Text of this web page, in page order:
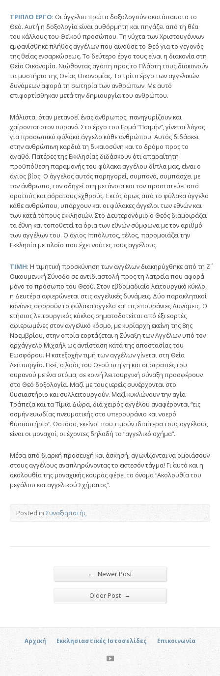
ΤΡΙΠΛΟ ΕΡΓΟ: Οι άγγελοι πρώτα δοξολογούν ακατάπαυστα το
Θεό. Αυτή η δοξολογία είναι αυθόρμητη και πηγάζει από τη θέα
του κάλλους του Θεϊκού προσώπου. Τη νύχτα των Χριστουγέννων
εμφανίσθηκε πλήθος αγγέλων που αινούσε το Θεό για το γεγονός
της θείας ενσαρκώσεως. Το δεύτερο έργο τους είναι η διακονία στη
Θεία Οικονομία. Νιώθοντας αγάπη προς το Πλάστη τους διακονούν
τα μυστήρια της Θείας Οικονομίας. Το τρίτο έργο των αγγελικών
δυνάμεων αφορά τη σωτηρία των ανθρώπων. Με αυτό
επιφορτίσθηκαν μετά την δημιουργία του ανθρώπου.
Μάλιστα, όταν μετανοεί ένας άνθρωπος, πανηγυρίζουν και
χαίρονται στον ουρανό. Στο έργο του Ερμά “Ποιμήν”, γίνεται λόγος
για προσωπικό φύλακα άγγελο κάθε ανθρώπου. Αυτός διδάσκει
στην ανθρώπινη καρδιά τη δικαιοσύνη και το δρόμο προς το
αγαθό. Πατέρες της Εκκλησίας διδάσκουν ότι απαραίτητη
προϋπόθεση παραμονής του φύλακα αγγέλου δίπλα μας, είναι ο
άγιος βίος. Ο άγγελος αυτός παρηγορεί, συμπονά, συμπάσχει με
τον άνθρωπο, τον οδηγεί στη μετάνοια και τον προστατεύει από
ορατούς και αόρατους εχθρούς. Εκτός όμως από το φύλακα άγγελο
κάθε ανθρώπου, υπάρχουν και οι φύλακες άγγελοι των εθνών και
των κατά τόπους εκκλησιών. Στο Δευτερονόμιο ο Θεός διαμοιράζει
τα έθνη και τοποθετεί τα όρια των εθνών σύμφωνα με τον αριθμό
των αγγέλων του. Ο άγιος Ιππόλυτος, τέλος, παρομοιάζει την
Εκκλησία με πλοίο που έχει ναύτες τους αγγέλους.
ΤΙΜΗ: Η τιμητική προσκύνηση των αγγέλων διακηρύχθηκε από τη Ζ΄
Οικουμενική Σύνοδο σε αντιδιαστολή προς τη λατρεία που αφορά
μόνο το πρόσωπο του Θεού. Στον εβδομαδιαίο λειτουργικό κύκλο,
η Δευτέρα αφιερώνεται στις αγγελικές δυνάμεις. Δύο παρακλητικοί
κανόνες αφορούν το φύλακα άγγελο και τις επουράνιες Δυνάμεις. Ο
ετήσιος λειτουργικός κύκλος σηματοδοτείται από έξι εορτές
αφιερωμένες στον αγγελικό κόσμο, με κυρίαρχη εκείνη της 8ης
Νοεμβρίου, στην οποία εορτάζεται η Σύναξη των Αγγέλων υπό τον
αρχάγγελο Μιχαήλ ως αντίσταση κατά της αποστασίας του
Εωσφόρου. Η κατεξοχήν τιμή των αγγέλων γίνεται στη Θεία
Λειτουργία. Εκεί, ο λαός του Θεού στη γη και οι στρατιές του
ουρανού με ένα στόμα, σε κοινή λειτουργική σύναξη προσφέρουν
στο Θεό δοξολογία. Μαζί με τους ιερείς συνέρχονται στο
θυσιαστήριο και συλλειτουργούν. Μαζί κυκλώνουν την αγία
Τράπεζα και τα Τίμια Δώρα, διά χειρός αγγέλου αναφέρονται “εις
οσμήν ευωδίας πνευματικής στο υπερουράνιο και νοερό
θυσιαστήριο”. Ωστόσο, εκείνοι που τιμούν ιδιαίτερα τους αγγέλους
είναι οι μοναχοί, οι έχοντες δηλαδή το “αγγελικό σχήμα”.
Μέσα από διαρκή προσευχή και άσκησή, αγωνίζονται να ομοιάσουν
στους αγγέλους αναπληρώνοντας το εκπεσόν τάγμα! Γι΄ αυτό και η
ακολουθία της μοναχικής κουράς φέρει το όνομα “Ακολουθία του
μεγάλου και αγγελικού Σχήματος”.
Posted in Συναξαριστής
← Newer Post
Older Post →
Αρχική Εκκλησιαστικές Ιστοσελίδες Επικοινωνία